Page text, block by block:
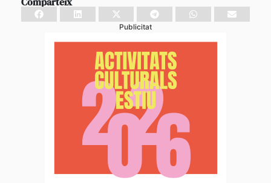
Publicitat